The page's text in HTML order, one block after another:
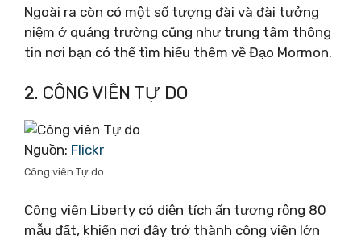
Ngoài ra còn có một số tượng đài và đài tưởng
niệm ở quảng trường cũng như trung tâm thông
tin nơi bạn có thể tìm hiểu thêm về Đạo Mormon.
2. CÔNG VIÊN TỰ DO
Nguồn: Flickr
Công viên Tự do
Công viên Liberty có diện tích ấn tượng rộng 80
mẫu đất, khiến nơi đây trở thành công viên lớn